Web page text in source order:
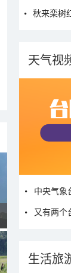
秋来栾树
天气视
又有两个
生活旅